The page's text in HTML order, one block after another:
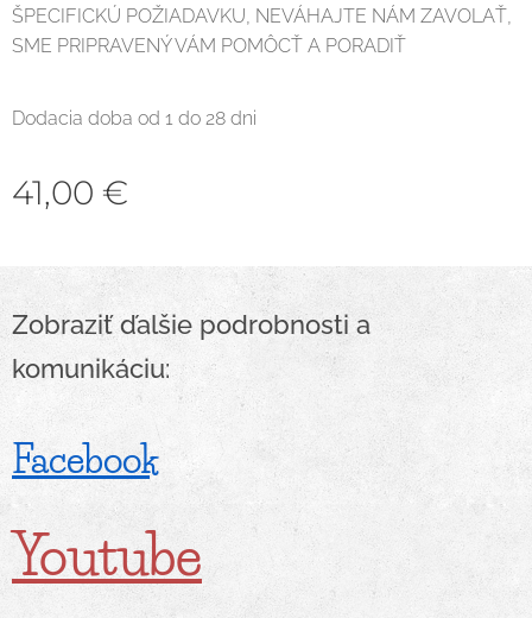
ŠPECIFICKÚ POŽIADAVKU, NEVÁHAJTE NÁM ZAVOLAŤ,
SME PRIPRAVENÝ VÁM POMÔCŤ A PORADIŤ
Dodacia doba od 1 do 28 dni
41,00 €
Zobraziť ďalšie podrobnosti a
komunikáciu:
Facebook
Youtube